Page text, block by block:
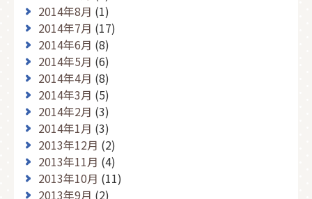
2014年8月 (1)
2014年7月 (17)
2014年6月 (8)
2014年5月 (6)
2014年4月 (8)
2014年3月 (5)
2014年2月 (3)
2014年1月 (3)
2013年12月 (2)
2013年11月 (4)
2013年10月 (11)
2013年9月 (2)